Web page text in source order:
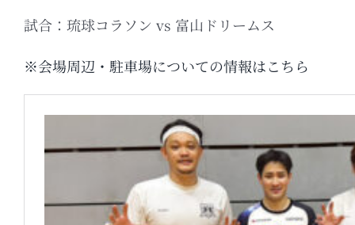
試合：琉球コラソン vs 富山ドリームス
※会場周辺・駐車場についての情報はこちら